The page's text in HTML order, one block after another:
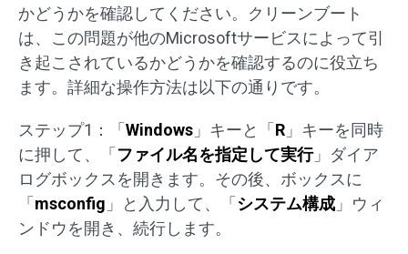
かどうかを確認してください。クリーンブート
は、この問題が他のMicrosoftサービスによって引
き起こされているかどうかを確認するのに役立ち
ます。詳細な操作方法は以下の通りです。
ステップ1：「 Windows 」キーと「 R 」キーを同時
に押して、「 ファイル名を指定して実行」ダイア
ログボックスを開きます。その後、ボックスに
「 msconfig 」と入力して、「 システム構成 」ウィ
ンドウを開き、続行します。